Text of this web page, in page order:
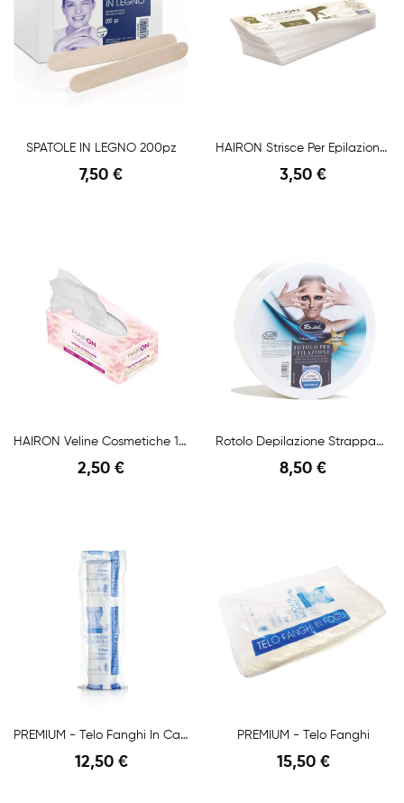
SPATOLE IN LEGNO 200pz
7,50 €
HAIRON Strisce Per Epilazione 100pz
3,50 €
HAIRON Veline Cosmetiche 100 Pz HAIRON
2,50 €
Rotolo Depilazione Strappacera High Quality
8,50 €
PREMIUM - Telo Fanghi In Cartene Rotolo 25 Pz
12,50 €
PREMIUM - Telo Fanghi
15,50 €